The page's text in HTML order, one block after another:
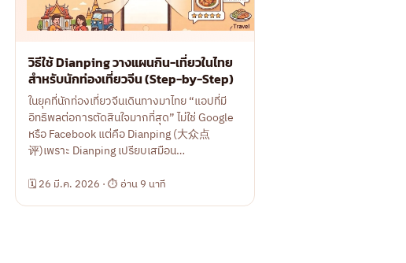
วิธีใช้ Dianping วางแผนกิน-เที่ยวในไทย
สำหรับนักท่องเที่ยวจีน (Step-by-Step)
ในยุคที่นักท่องเที่ยวจีนเดินทางมาไทย “แอปที่มี
อิทธิพลต่อการตัดสินใจมากที่สุด” ไม่ใช่ Google
หรือ Facebook แต่คือ Dianping (大众点
评)เพราะ Dianping เปรียบเสมือน…
🗓 26 มี.ค. 2026 · ⏱ อ่าน 9 นาที